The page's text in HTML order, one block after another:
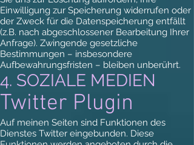
Einwilligung zur Speicherung widerrufen oder
der Zweck für die Datenspeicherung entfällt
(z.B. nach abgeschlossener Bearbeitung Ihrer
Anfrage). Zwingende gesetzliche
Bestimmungen – insbesondere
Aufbewahrungsfristen – bleiben unberührt.
4. SOZIALE MEDIEN
Twitter Plugin
Auf meinen Seiten sind Funktionen des
Dienstes Twitter eingebunden. Diese